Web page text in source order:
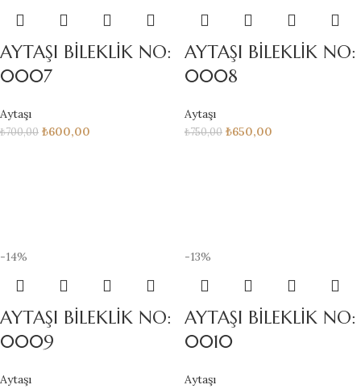
AYTAŞI BİLEKLİK NO:
0007
Aytaşı
₺700,00 ₺600,00
AYTAŞI BİLEKLİK NO:
0008
Aytaşı
₺750,00 ₺650,00
-14%
AYTAŞI BİLEKLİK NO:
0009
Aytaşı
-13%
AYTAŞI BİLEKLİK NO:
0010
Aytaşı